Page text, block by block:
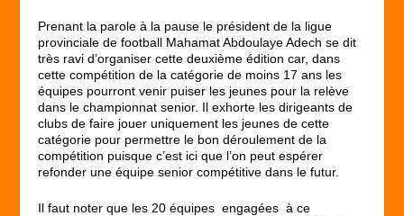
Prenant la parole à la pause le président de la ligue
provinciale de football Mahamat Abdoulaye Adech se dit
très ravi d’organiser cette deuxième édition car, dans
cette compétition de la catégorie de moins 17 ans les
équipes pourront venir puiser les jeunes pour la relève
dans le championnat senior. Il exhorte les dirigeants de
clubs de faire jouer uniquement les jeunes de cette
catégorie pour permettre le bon déroulement de la
compétition puisque c’est ici que l’on peut espérer
refonder une équipe senior compétitive dans le futur.
Il faut noter que les 20 équipes engagées à ce